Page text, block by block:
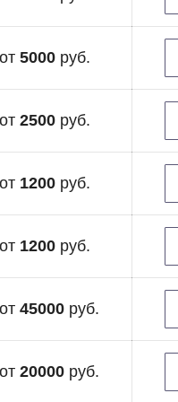
от 5000 руб.
от 2500 руб.
от 1200 руб.
от 1200 руб.
от 45000 руб.
от 20000 руб.